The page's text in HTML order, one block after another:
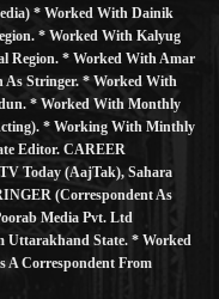
* Worked With Dainik
* Worked With Kalyug
Region. * Worked With Amar
As Stringer. * Worked With
* Worked With Monthly
* Working With Minthly
Editor. CAREER
Today (AajTak), Sahara
(Correspondent As
Media Pvt. Ltd
Uttarakhand State. * Worked
A Correspondent From